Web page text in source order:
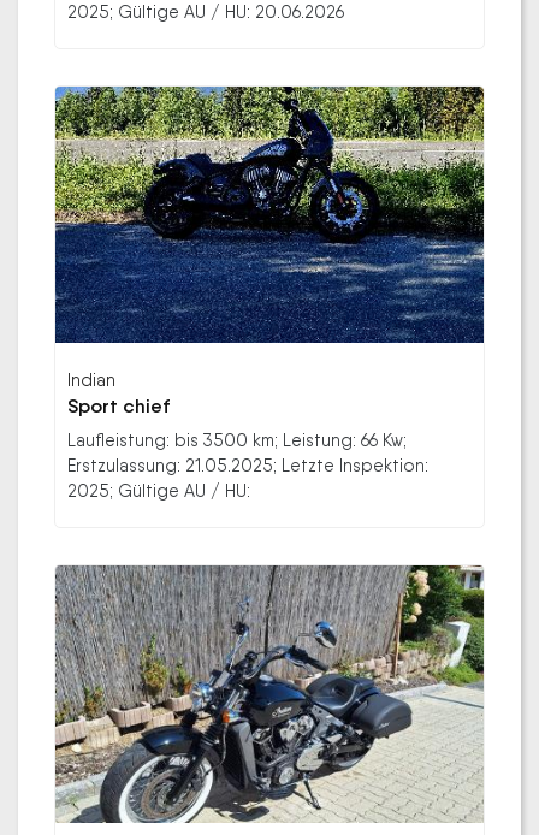
2025; Gültige AU / HU: 20.06.2026
Indian
Sport chief
Laufleistung: bis 3500 km; Leistung: 66 Kw;
Erstzulassung: 21.05.2025; Letzte Inspektion:
2025; Gültige AU / HU: